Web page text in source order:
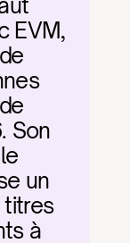
EVM,
Son
un
à